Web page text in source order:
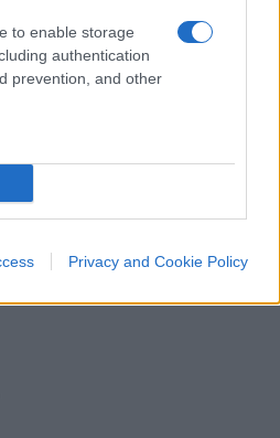
to enable storage
authentication
prevention, and other
Privacy and Cookie Policy